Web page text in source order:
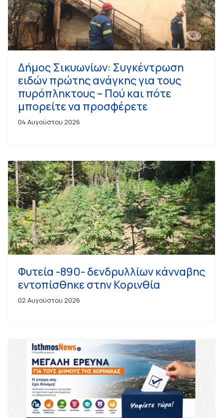
Δήμος Σικυωνίων: Συγκέντρωση
ειδών πρώτης ανάγκης για τους
πυρόπληκτους – Πού και πότε
μπορείτε να προσφέρετε
04 Αυγούστου 2026
Φυτεία -890- δενδρυλλίων κάνναβης
εντοπίσθηκε στην Κορινθία
02 Αυγούστου 2026